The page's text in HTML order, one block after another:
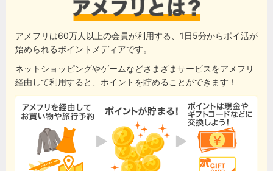
アメフリは60万人以上の会員が利用する、1日5分からポイ活が
始められるポイントメディアです。
ネットショッピングやゲームなどさまざまサービスをアメフリ
経由して利用すると、ポイントを貯めることができます！